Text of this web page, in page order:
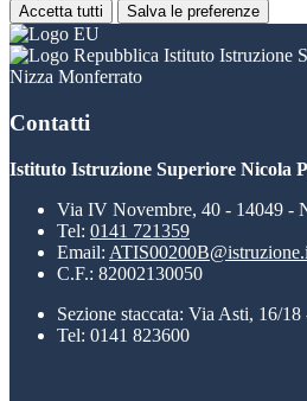
Accetta tutti Salva le preferenze
Istituto Istruzione
Nizza Monferrato
Contatti
Istituto Istruzione Superiore Nicola
Via IV Novembre, 40 - 14049 -
Tel: 0141 721359
Email:
C.F.: 82002130050
Sezione staccata: Via Asti, 16/
Tel: 0141 823600